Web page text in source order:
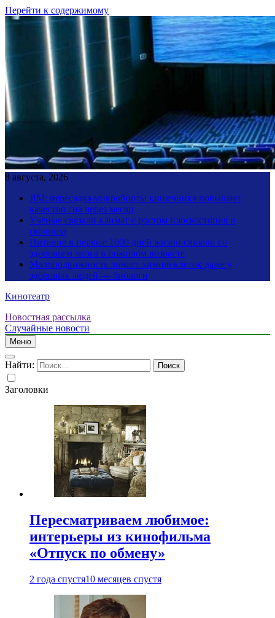
Перейти к содержимому
8 августа, 2026
JIM: пересадка микробиоты кишечника повышает
качество сна через месяц
Ученые связали климат с ростом плоскостопия и
сколиоза
Питание в первые 1000 дней жизни связали со
здоровьем мозга в пожилом возрасте
Малоподвижность ломает химию клеток даже у
здоровых людей — биологи
Кинотеатр
Новостная рассылка
Случайные новости
Меню
Найти:
Заголовки
Пересматриваем любимое:
интерьеры из кинофильма
«Отпуск по обмену»
2 года спустя10 месяцев спустя